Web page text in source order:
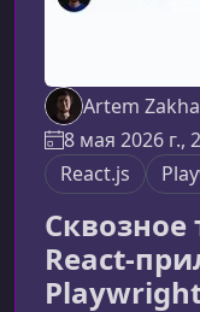
Artem
8 мая 2026 г.,
React.js
Сквозное
React-